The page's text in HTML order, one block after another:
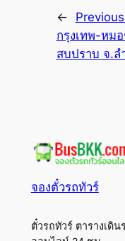
←
กรุงเทพ-หม
สบปราบ จ.ล
จองตั๋วรถทัวร์
ตั๋วรถทัวร์ ตารางเดิ